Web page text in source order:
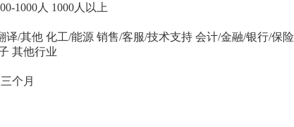
1000人 1000人以上
译/其他 化工/能源 销售/客服/技术支持 会计/金融/银行/保险
其他行业
个月